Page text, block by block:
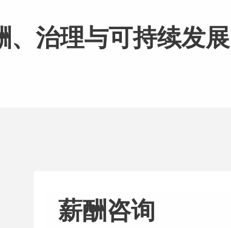
、治理与可持续发
薪酬咨询